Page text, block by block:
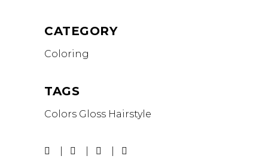
CATEGORY
Coloring
TAGS
Colors Gloss Hairstyle